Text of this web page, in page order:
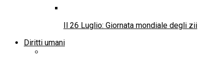
Il 26 Luglio: Giornata mondiale degli zii
Diritti umani